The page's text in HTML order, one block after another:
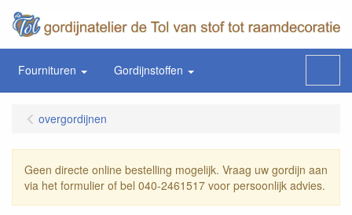
Fournituren Gordijnstoffen
overgordijnen
Geen directe online bestelling mogelijk. Vraag uw gordijn aan
via het formulier of bel 040-2461517 voor persoonlijk advies.